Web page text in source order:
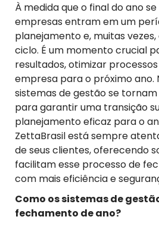
À medida que o final do ano
empresas entram em um
planejamento e, muitas
ciclo. É um momento crucial
resultados, otimizar
empresa para o próximo ano.
sistemas de gestão se tornam
para garantir uma transição
planejamento eficaz para o
ZettaBrasil está sempre
de seus clientes, oferecendo
facilitam esse processo de
com mais eficiência e
Como os sistemas de
fechamento de ano?